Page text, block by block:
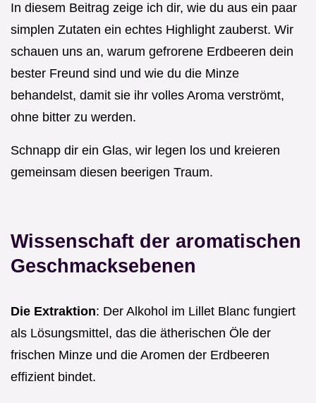
In diesem Beitrag zeige ich dir, wie du aus ein paar
simplen Zutaten ein echtes Highlight zauberst. Wir
schauen uns an, warum gefrorene Erdbeeren dein
bester Freund sind und wie du die Minze
behandelst, damit sie ihr volles Aroma verströmt,
ohne bitter zu werden.
Schnapp dir ein Glas, wir legen los und kreieren
gemeinsam diesen beerigen Traum.
Wissenschaft der aromatischen
Geschmacksebenen
Die Extraktion: Der Alkohol im Lillet Blanc fungiert
als Lösungsmittel, das die ätherischen Öle der
frischen Minze und die Aromen der Erdbeeren
effizient bindet.